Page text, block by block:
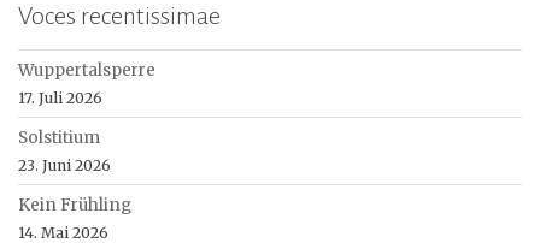
Voces recentissimae
Wuppertalsperre
17. Juli 2026
Solstitium
23. Juni 2026
Kein Frühling
14. Mai 2026